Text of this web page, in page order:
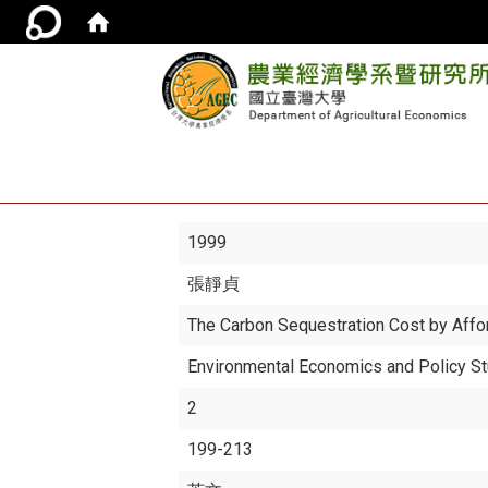
1999
張靜貞
The Carbon Sequestration Cost by
Environmental Economics and Policy
2
199-213